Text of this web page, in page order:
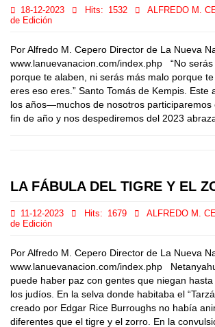
18-12-2023 Hits: 1532 ALFREDO M.
de Edición
Por Alfredo M. Cepero Director de La Nueva
www.lanuevanacion.com/index.php “No
porque te alaben, ni serás más malo porque
eres eso eres.” Santo Tomás de Kempis.
los años—muchos de nosotros participaremos
fin de año y nos despediremos del 2023
LA FÁBULA DEL TIGRE Y EL
11-12-2023 Hits: 1679 ALFREDO M.
de Edición
Por Alfredo M. Cepero Director de La Nueva
www.lanuevanacion.com/index.php
puede haber paz con gentes que niegan
los judíos. En la selva donde habitaba el
creado por Edgar Rice Burroughs no había
diferentes que el tigre y el zorro. En la